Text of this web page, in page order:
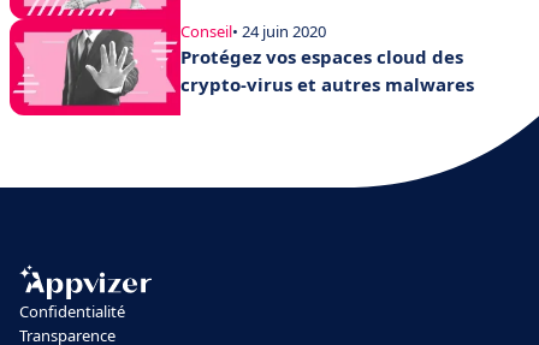
Conseil• 24 juin 2020
Protégez vos espaces cloud des
crypto-virus et autres malwares
Confidentialité
Transparence